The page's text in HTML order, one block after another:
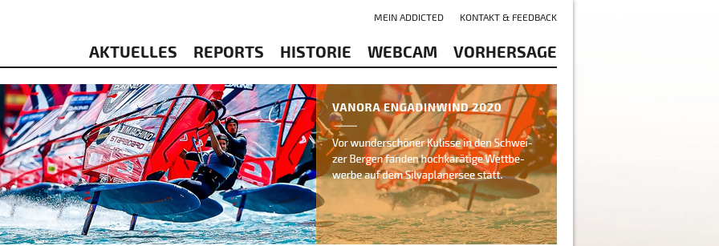
AKTUELLES REPORTS HISTORIE WEBCAM VORHERSAGE
MEIN ADDICTED KONTAKT & FEEDBACK